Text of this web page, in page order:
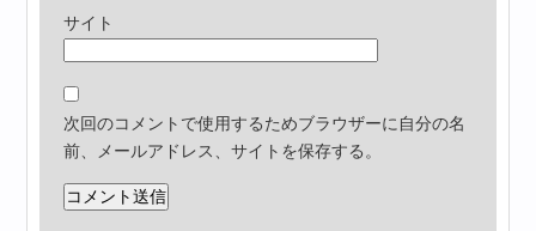
サイト
次回のコメントで使用するためブラウザーに自分の名
前、メールアドレス、サイトを保存する。